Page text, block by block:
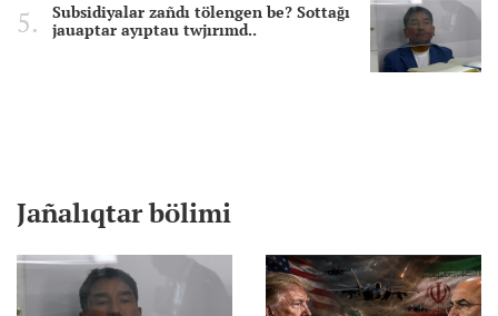
Subsidiyalar zañdı tölengen be? Sottağı
jauaptar ayıptau twjırımd..
Jañalıqtar bölimi